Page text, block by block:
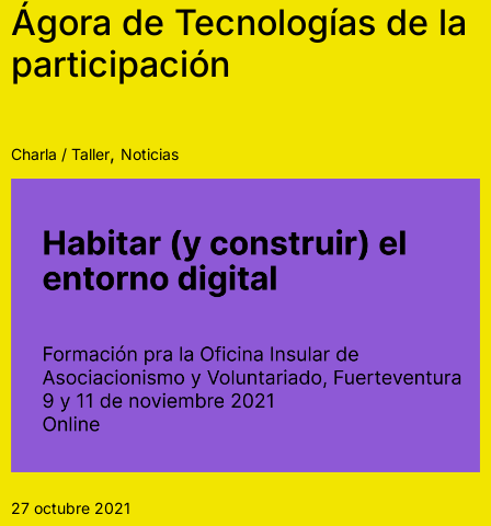
Ágora de Tecnologías de la
participación
Charla / Taller, Noticias
27 octubre 2021